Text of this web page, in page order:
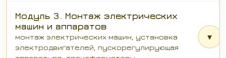
Модуль 3. Монтаж электрических
машин и аппаратов
монтаж электрических машин, установка
электродвигателей, пускорегулирующая
▾